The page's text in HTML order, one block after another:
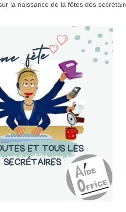
la naissance de la fêtes des